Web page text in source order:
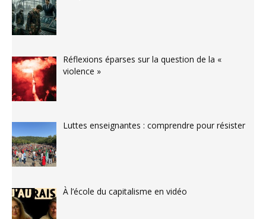
Réflexions éparses sur la question de la «
violence »
Luttes enseignantes : comprendre pour résister
À l’école du capitalisme en vidéo